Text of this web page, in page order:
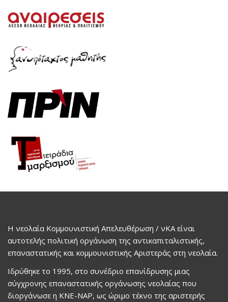
Η νεολαία Κομμουνιστική Απελευθέρωση / νΚΑ είναι
αυτοτελής πολιτική οργάνωση της αντικαπιταλιστικής,
επαναστατικής και κομμουνιστικής Αριστεράς στη νεολαία.
Ιδρύθηκε το 1995, στο συνέδριο επανίδρυσης μιας
σύγχρονης επαναστατικής οργάνωσης νεολαίας που
διοργάνωσε η ΚΝΕ-ΝΑΡ, ως ώριμο τέκνο της αριστερής